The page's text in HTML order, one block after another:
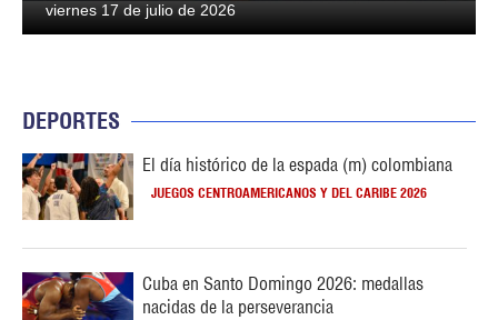
viernes 17 de julio de 2026
DEPORTES
El día histórico de la espada (m) colombiana
JUEGOS CENTROAMERICANOS Y DEL CARIBE 2026
Cuba en Santo Domingo 2026: medallas
nacidas de la perseverancia